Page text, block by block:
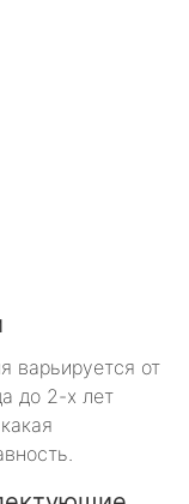
варьируется от
до 2-х лет